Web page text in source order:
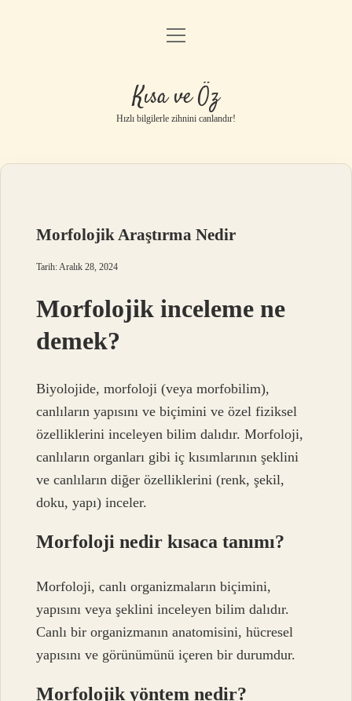
Anasayfa
Gizlilik Politikası
Yasal Uyarı
menüyü
Kısa ve Öz
Hızlı bilgilerle zihnini canlandır!
Morfolojik Araştırma Nedir
Tarih: Aralık 28, 2024
Morfolojik inceleme ne
demek?
Biyolojide, morfoloji (veya morfobilim),
canlıların yapısını ve biçimini ve özel fiziksel
özelliklerini inceleyen bilim dalıdır. Morfoloji,
canlıların organları gibi iç kısımlarının şeklini
ve canlıların diğer özelliklerini (renk, şekil,
doku, yapı) inceler.
Morfoloji nedir kısaca tanımı?
Morfoloji, canlı organizmaların biçimini,
yapısını veya şeklini inceleyen bilim dalıdır.
Canlı bir organizmanın anatomisini, hücresel
yapısını ve görünümünü içeren bir durumdur.
Morfolojik yöntem nedir?